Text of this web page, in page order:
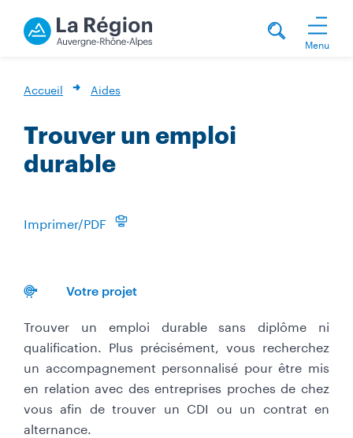
Menu
Accueil Aides
Trouver un emploi
durable
Imprimer/PDF
Votre projet
Trouver un emploi durable sans diplôme ni
qualification. Plus précisément, vous recherchez
un accompagnement personnalisé pour être mis
en relation avec des entreprises proches de chez
vous afin de trouver un CDI ou un contrat en
alternance.